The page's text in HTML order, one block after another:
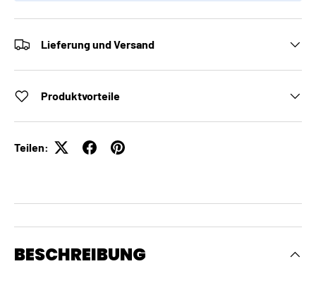
Lieferung und Versand
Produktvorteile
Teilen:
BESCHREIBUNG